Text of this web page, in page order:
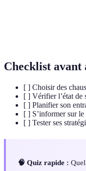
Checklist avant
[ ] Choisir des
[ ] Vérifier l’état de
[ ] Planifier son
[ ] S’informer sur le
[ ] Tester ses
🧠 Quiz rapide :